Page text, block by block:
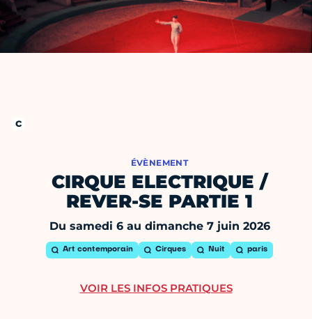
ÉVÈNEMENT
CIRQUE ELECTRIQUE /
REVER-SE PARTIE 1
Du samedi 6 au dimanche 7 juin 2026
Art contemporain Cirques Nuit paris
VOIR LES INFOS PRATIQUES